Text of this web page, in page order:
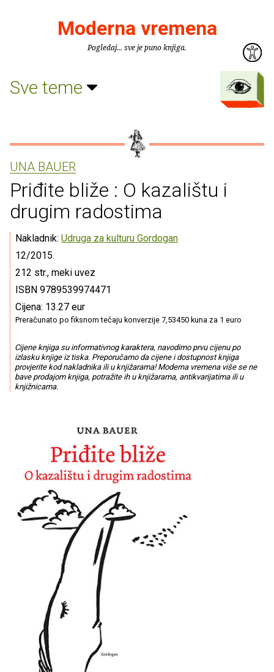
Moderna vremena
Pogledaj... sve je puno knjiga.
Sve teme
UNA BAUER
Priđite bliže : O kazalištu i
drugim radostima
Nakladnik: Udruga za kulturu Gordogan
12/2015.
212 str., meki uvez
ISBN 9789539974471
Cijena: 13.27 eur
Preračunato po fiksnom tečaju konverzije 7,53450 kuna za 1 euro
Cijene knjiga su informativnog karaktera, navodimo prvu cijenu po
izlasku knjige iz tiska. Preporučamo da cijene i dostupnost knjiga
provjerite kod nakladnika ili u knjižarama! Moderna vremena više se ne
bave prodajom knjiga, potražite ih u knjižarama, antikvarijatima ili u
knjižnicama.